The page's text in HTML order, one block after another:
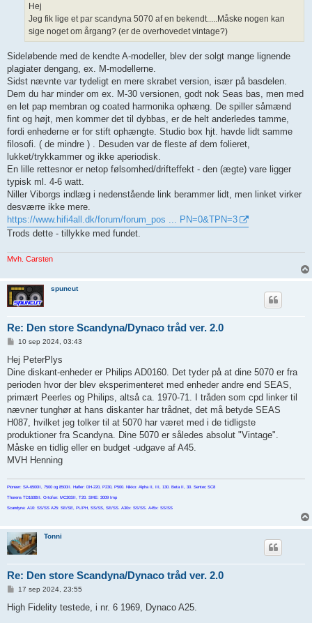
Hej
Jeg fik lige et par scandyna 5070 af en bekendt.....Måske nogen kan
sige noget om årgang? (er de overhovedet vintage?)
Sideløbende med de kendte A-modeller, blev der solgt mange lignende
plagiater dengang, ex. M-modellerne.
Sidst nævnte var tydeligt en mere skrabet version, især på basdelen.
Dem du har minder om ex. M-30 versionen, godt nok Seas bas, men med
en let pap membran og coated harmonika ophæng. De spiller såmænd
fint og højt, men kommer det til dybbas, er de helt anderledes tamme,
fordi enhederne er for stift ophængte. Studio box hjt. havde lidt samme
filosofi. ( de mindre ) . Desuden var de fleste af dem folieret,
lukket/trykkammer og ikke aperiodisk.
En lille rettesnor er netop følsomhed/drifteffekt - den (ægte) vare ligger
typisk ml. 4-6 watt.
Niller Viborgs indlæg i nedenstående link berammer lidt, men linket virker
desværre ikke mere.
https://www.hifi4all.dk/forum/forum_pos ... PN=0&TPN=3
Trods dette - tillykke med fundet.
Mvh. Carsten
spuncut
Re: Den store Scandyna/Dynaco tråd ver. 2.0
d
æ
g
10 sep 2024, 03:43
Hej PeterPlys
Dine diskant-enheder er Philips AD0160. Det tyder på at dine 5070 er fra
perioden hvor der blev eksperimenteret med enheder andre end SEAS,
primært Peerles og Philips, altså ca. 1970-71. I tråden som cpd linker til
nævner tunghør at hans diskanter har trådnet, det må betyde SEAS
H087, hvilket jeg tolker til at 5070 har været med i de tidligste
produktioner fra Scandyna. Dine 5070 er således absolut "Vintage".
Måske en tidlig eller en budget -udgave af A45.
MVH Henning
Pioneer: SA-6500II, 7500 og 8500II. Hafler: DH-220, P230, P500. Nikko: Alpha II, III, 130. Beta II, 30. Sentec SC8
Thorens TD160BII. Ortofon: MC30SII, T20. SME: 3009 Imp
Scandyna: A10: SS/SS A25: SE/SE, PL/PH, SS/SS, SE/SS. A30x: SS/SS. A45x: SS/SS
Tonni
Re: Den store Scandyna/Dynaco tråd ver. 2.0
d
l
17 sep 2024, 23:55
High Fidelity testede, i nr. 6 1969, Dynaco A25.